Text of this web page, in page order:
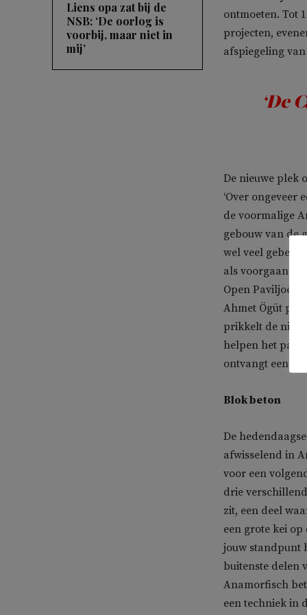
Liens opa zat bij de
NSB: ‘De oorlog is
voorbij, maar niet in
mij’
ontmoeten. Tot
projecten,
afspiegeling
‘De
De nieuwe plek
‘Over ongeveer
de voormalige
gebouw van de
wel veel
als voorgaande
Open Paviljoen
Ahmet Ögüt past
prikkelt de
helpen het
ontvangt een
Blok beton
De
afwisselend in
voor een
drie
zit, een deel
een grote kei
jouw standpunt
buitenste delen
Anamorfisch
een techniek in